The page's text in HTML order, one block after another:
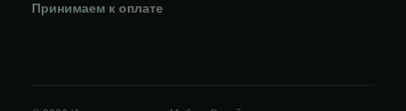
Принимаем к оплате